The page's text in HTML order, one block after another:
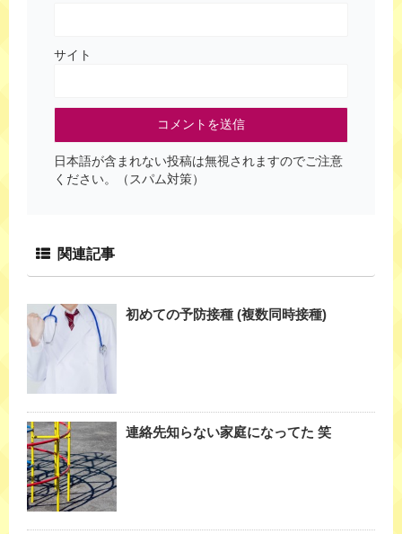
サイト
日本語が含まれない投稿は無視されますのでご注意
ください。（スパム対策）
関連記事
初めての予防接種 (複数同時接種)
連絡先知らない家庭になってた 笑